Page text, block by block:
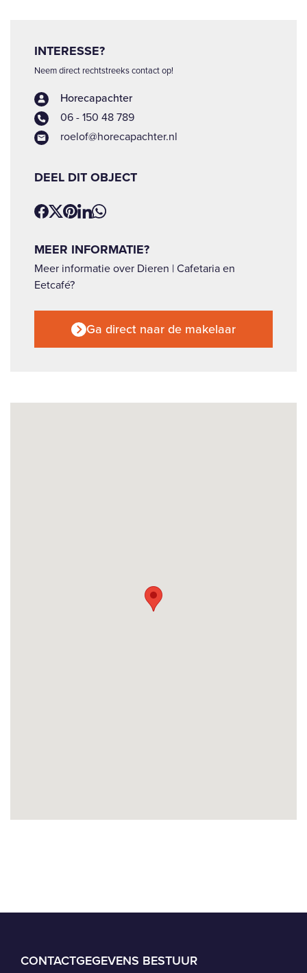
INTERESSE?
Neem direct rechtstreeks contact op!
Horecapachter
06 - 150 48 789
roelof@horecapachter.nl
DEEL DIT OBJECT
MEER INFORMATIE?
Meer informatie over Dieren | Cafetaria en
Eetcafé?
Ga direct naar de makelaar
CONTACTGEGEVENS BESTUUR